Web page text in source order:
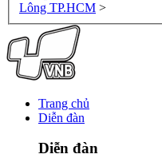
Lông TP.HCM >
Trang chủ
Diễn đàn
Diễn đàn